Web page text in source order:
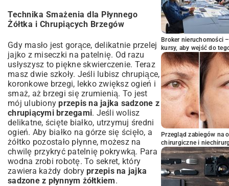
Technika Smażenia dla Płynnego
Żółtka i Chrupiących Brzegów
Gdy masło jest gorące, delikatnie przelej
jajko z miseczki na patelnię. Od razu
usłyszysz to piękne skwierczenie. Teraz
masz dwie szkoły. Jeśli lubisz chrupiące,
koronkowe brzegi, lekko zwiększ ogień i
smaż, aż brzegi się zrumienią. To jest
mój ulubionyprzepis na jajka sadzone z
chrupiącymi brzegami. Jeśli wolisz
delikatne, ścięte białko, utrzymuj średni
ogień. Aby białko na górze się ścięło, a
żółtko pozostało płynne, możesz na
chwilę przykryć patelnię pokrywką. Para
wodna zrobi robotę. To sekret, który
zawiera każdy dobry przepis na jajka
sadzone z płynnym żółtkiem.
Broker nieruchomości
kursy, aby wejść do
Przegląd zabiegów na
chirurgiczne i